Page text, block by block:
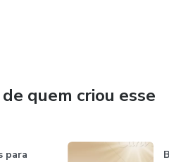
quem criou esse
para